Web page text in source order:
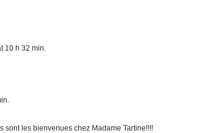
10 h 32 min.
sont les bienvenues chez Madame Tartine!!!!